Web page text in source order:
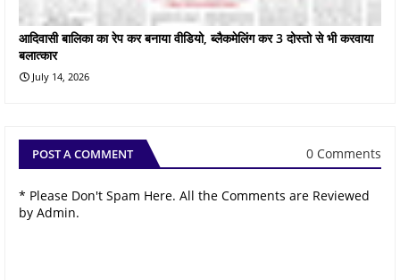
आदिवासी बालिका का रेप कर बनाया वीडियो, ब्लैकमेलिंग कर 3 दोस्तो से भी करवाया
बलात्कार
July 14, 2026
POST A COMMENT 0 Comments
* Please Don't Spam Here. All the Comments are Reviewed
by Admin.